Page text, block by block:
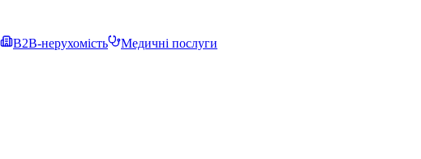
B2B-нерухомість
Медичні послуги